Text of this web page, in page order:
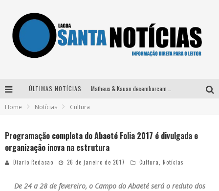
ÚLTIMAS NOTÍCIAS
Home Notícias Cultura
Programação completa do Abaeté Folia 2017 é divulgada e
organização inova na estrutura
Diario Redacao 26 de janeiro de 2017 Cultura Notícias
De 24 a 28 de fevereiro, o Campo do Abaeté será o reduto dos